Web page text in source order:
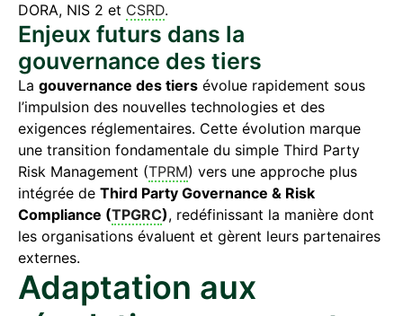
DORA, NIS 2 et CSRD.
Enjeux futurs dans la
gouvernance des tiers
La gouvernance des tiers évolue rapidement sous
l’impulsion des nouvelles technologies et des
exigences réglementaires. Cette évolution marque
une transition fondamentale du simple Third Party
Risk Management (TPRM) vers une approche plus
intégrée de Third Party Governance & Risk
Compliance (TPGRC), redéfinissant la manière dont
les organisations évaluent et gèrent leurs partenaires
externes.
Adaptation aux